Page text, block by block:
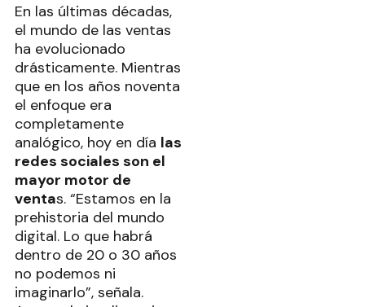
En las últimas décadas,
el mundo de las ventas
ha evolucionado
drásticamente. Mientras
que en los años noventa
el enfoque era
completamente
analógico, hoy en día las
redes sociales son el
mayor motor de
ventas. “Estamos en la
prehistoria del mundo
digital. Lo que habrá
dentro de 20 o 30 años
no podemos ni
imaginarlo”, señala.